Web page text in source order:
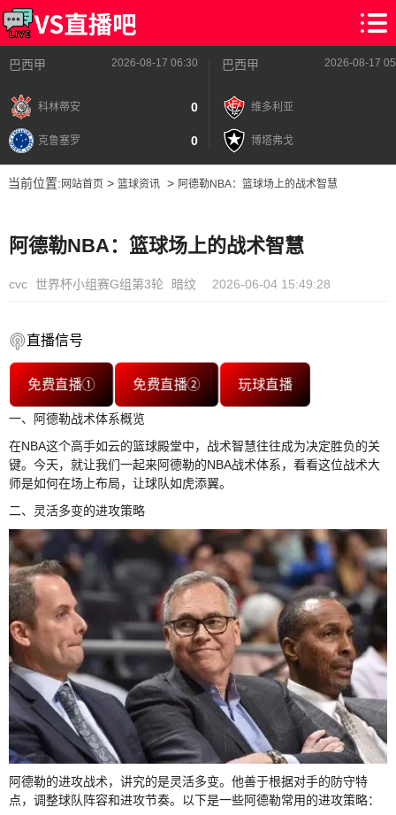
巴西甲 2026-08-17 06:30
科林蒂安 0
克鲁塞罗 0
巴西甲 2026-08-17
维多利亚
博塔弗戈
当前位置: 网站首页> 篮球资讯> 阿德勒NBA：篮球场上的战术智慧
阿德勒NBA：篮球场上的战术智慧
cvc 世界杯小组赛G组第3轮 暗纹 2026-06-04 15:49:28
直播信号
免费直播① 免费直播② 玩球直播
一、阿德勒战术体系概览
在NBA这个高手如云的篮球殿堂中，战术智慧往往成为决定胜负的关
键。今天，就让我们一起来阿德勒的NBA战术体系，看看这位战术大
师是如何在场上布局，让球队如虎添翼。
二、灵活多变的进攻策略
阿德勒的进攻战术，讲究的是灵活多变。他善于根据对手的防守特
点，调整球队阵容和进攻节奏。以下是一些阿德勒常用的进攻策略：